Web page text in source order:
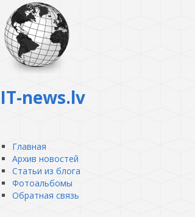
IT-news.lv
Главная
Архив новостей
Статьи из блога
Фотоальбомы
Обратная связь